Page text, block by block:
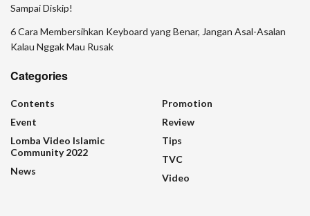
Sampai Diskip!
6 Cara Membersihkan Keyboard yang Benar, Jangan Asal-Asalan
Kalau Nggak Mau Rusak
Categories
Contents
Event
Lomba Video Islamic
Community 2022
News
Promotion
Review
Tips
TVC
Video